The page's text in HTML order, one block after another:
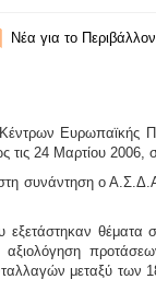
Νέα για το Περιβάλλον
Ευρωπαϊκής
τις 24 Μαρτίου 2006,
συνάντηση ο
θέματα
μεταξύ των